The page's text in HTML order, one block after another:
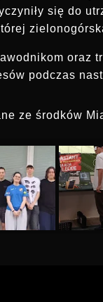
się do
oraz
podczas
ze środków